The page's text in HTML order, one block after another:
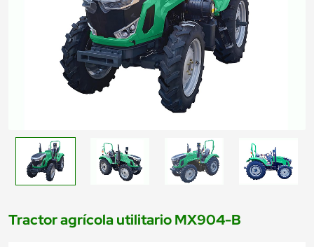
Tractor agrícola utilitario MX904-B